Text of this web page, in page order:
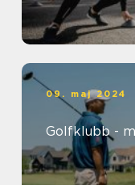
09. maj 2024
Golfklubb -